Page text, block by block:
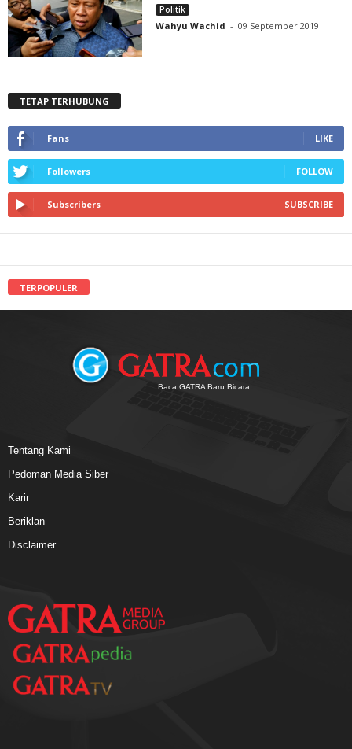
Politik
Wahyu Wachid - 09 September 2019
TETAP TERHUBUNG
Fans LIKE
Followers FOLLOW
Subscribers SUBSCRIBE
TERPOPULER
Baca GATRA Baru Bicara
Tentang Kami
Pedoman Media Siber
Karir
Beriklan
Disclaimer